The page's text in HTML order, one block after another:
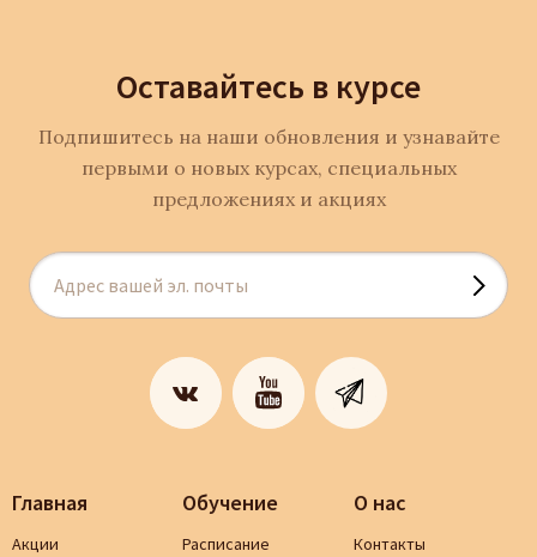
Оставайтесь в курсе
Подпишитесь на наши обновления и узнавайте
первыми о новых курсах, специальных
предложениях и акциях
Главная
Акции
Обучение
Расписание
О нас
Контакты